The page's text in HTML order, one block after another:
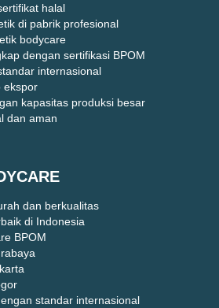
halal
di pabrik profesional
bodycare
dengan sertifikasi BPOM
internasional
ekspor
kapasitas produksi besar
dan aman
dan berkualitas
di Indonesia
BPOM
standar internasional